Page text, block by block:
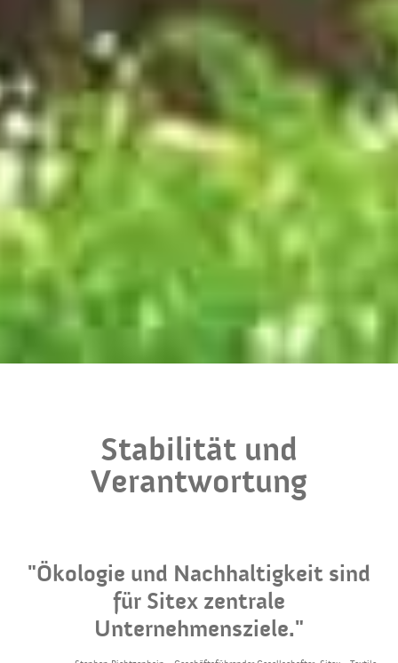
Stabilität und
Verantwortung
"Ökologie und Nachhaltigkeit sind
für Sitex zentrale
Unternehmensziele."